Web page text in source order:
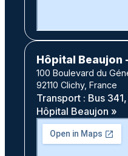
Hôpital Beaujon
100 Boulevard du
92110 Clichy, France
Transport : Bus
Hôpital Beaujon »